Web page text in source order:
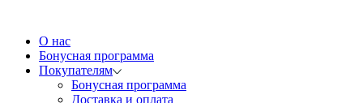
О нас
Бонусная программа
Покупателям
Бонусная программа
Доставка и оплата